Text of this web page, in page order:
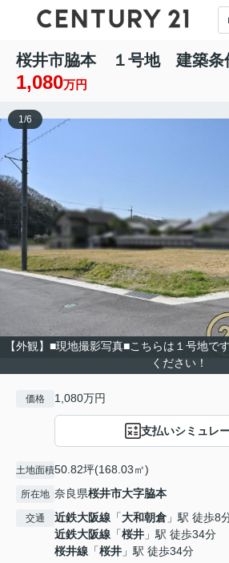
桜井市脇本 １号地 建築条
1,080万円
【外観】■現地撮影写真■こちらは１号地で
ください！
1/6
価格 1,080万円
支払いシミュレ
土地面積50.82坪(168.03㎡)
所在地 奈良県桜井市大字脇本
交通 近鉄大阪線 「大和朝倉 」駅 徒歩8
近鉄大阪線 「桜井 」駅 徒歩34分
桜井線 「桜井 」駅 徒歩34分